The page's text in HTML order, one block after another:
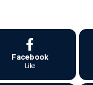
Facebook
Like